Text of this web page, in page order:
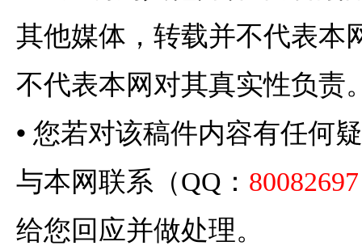
其他媒体，转载并不代表本
不代表本网对其真实性负责
• 您若对该稿件内容有任何
与本网联系（QQ： 80082697
给您回应并做处理。